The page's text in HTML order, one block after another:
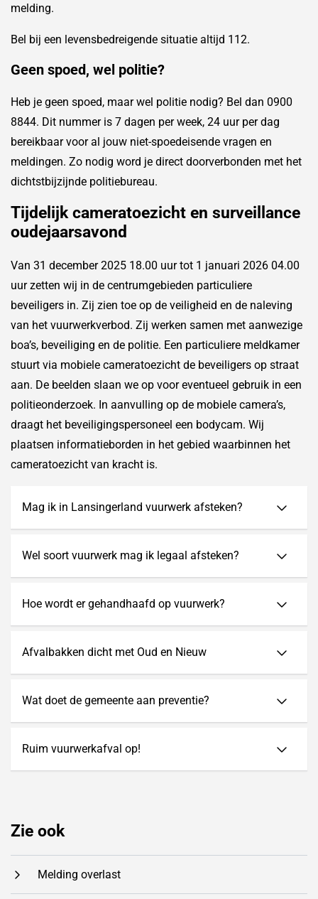
melding.
Bel bij een levensbedreigende situatie altijd 112.
Geen spoed, wel politie?
Heb je geen spoed, maar wel politie nodig? Bel dan 0900
8844. Dit nummer is 7 dagen per week, 24 uur per dag
bereikbaar voor al jouw niet-spoedeisende vragen en
meldingen. Zo nodig word je direct doorverbonden met het
dichtstbijzijnde politiebureau.
Tijdelijk cameratoezicht en surveillance
oudejaarsavond
Van 31 december 2025 18.00 uur tot 1 januari 2026 04.00
uur zetten wij in de centrumgebieden particuliere
beveiligers in. Zij zien toe op de veiligheid en de naleving
van het vuurwerkverbod. Zij werken samen met aanwezige
boa’s, beveiliging en de politie. Een particuliere meldkamer
stuurt via mobiele cameratoezicht de beveiligers op straat
aan. De beelden slaan we op voor eventueel gebruik in een
politieonderzoek. In aanvulling op de mobiele camera’s,
draagt het beveiligingspersoneel een bodycam. Wij
plaatsen informatieborden in het gebied waarbinnen het
cameratoezicht van kracht is.
Mag ik in Lansingerland vuurwerk afsteken?
Wel soort vuurwerk mag ik legaal afsteken?
Hoe wordt er gehandhaafd op vuurwerk?
Afvalbakken dicht met Oud en Nieuw
Wat doet de gemeente aan preventie?
Ruim vuurwerkafval op!
Zie ook
Melding overlast